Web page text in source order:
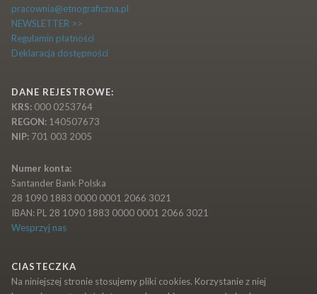
pracownia@etnograficzna.pl
NEWSLETTER >>
Regulamin płatności
Deklaracja dostępności
DANE REJESTROWE:
KRS:000 0253764
REGON:140507673
NIP:701 003 2005
Numer konta:
Santander Bank Polska
28 1090 1883 0000 0001 2066 3021
IBAN: PL 28 1090 1883 0000 0001 2066 3021
Wesprzyj nas
CIASTECZKA
Na niniejszej stronie stosujemy pliki cookies. Korzystanie z niej